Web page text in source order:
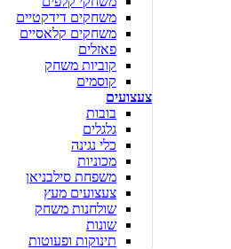
משחקים דידקטיים
משחקים קלאסיים
פאזלים
קוביות משחק
קוסמים
צעצועים
בובות
גלגלים
כלי נגינה
מכוניות
משפחת סילבניאן
צעצועים מעץ
שולחנות משחק
שונות
תינוקות ופעוטות